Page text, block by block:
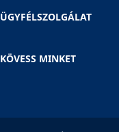
ÜGYFÉLSZOLGÁLAT
KÖVESS MINKET